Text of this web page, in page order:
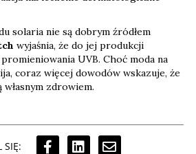
solaria nie są dobrym źródłem
wyjaśnia, że do jej produkcji
UVB. Choć moda na
coraz więcej dowodów wskazuje, że
zdrowiem.
SIĘ: